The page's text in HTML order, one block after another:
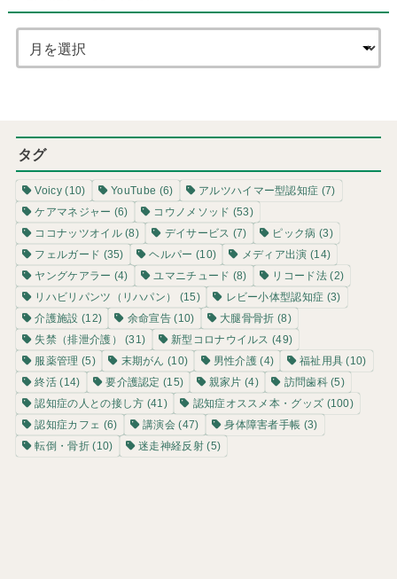
タグ
Voicy(10) YouTube (6) アルツハイマー型認知症 (7)
ケアマネジャー (6) コウノメソッド (53)
ココナッツオイル(8) デイサービス (7) ピック病 (3)
フェルガード (35) ヘルパー (10) メディア出演 (14)
ヤングケアラー (4) ユマニチュード (8) リコード法(2)
リハビリパンツ（リハパン）
(15) レビー小体型認知症 (3)
介護施設 (12) 余命宣告 (10) 大腿骨骨折 (8)
失禁（排泄介護）
(31) 新型コロナウイルス (49)
服薬管理 (5) 末期がん (10) 男性介護 (4) 福祉用具 (10)
終活 (14) 要介護認定 (15) 親家片 (4) 訪問歯科(5)
認知症の人との接し方 (41) 認知症オススメ本・グッズ (100)
認知症カフェ (6) 講演会 (47) 身体障害者手帳 (3)
転倒・骨折(10) 迷走神経反射(5)